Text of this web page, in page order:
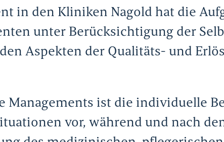
in den Kliniken Nagold hat die
unter Berücksichtigung der
Aspekten der Qualitäts- und
Managements ist die individuelle
vor, während und nach